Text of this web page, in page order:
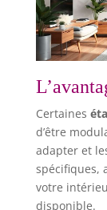
Certaines
d’être
adapter et
spécifiques,
votre
disponible.